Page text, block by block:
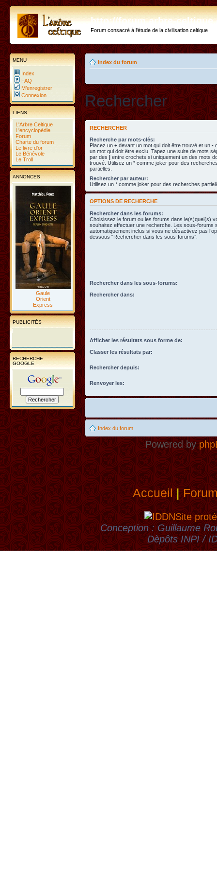
http://forum.arbre-
Forum consacré à l'étude de la civilisation celtique
MENU
Index
FAQ
M’enregistrer
Connexion
LIENS
L'Arbre Celtique
L'encyclopédie
Forum
Charte du forum
Le livre d'or
Le Bénévole
Le Troll
ANNONCES
Gaule
Orient
Express
PUBLICITÉS
RECHERCHE
GOOGLE
Index du forum
Rechercher
RECHERCHER
Recherche par mots-clés:
Placez un + devant un mot qui doit être trouvé et un -
un mot qui doit être exclu. Tapez une suite de mots
par des | entre crochets si uniquement un des mots
trouvé. Utilisez un * comme joker pour des
partielles.
Rechercher par auteur:
Utilisez un * comme joker pour des recherches
OPTIONS DE RECHERCHE
Rechercher dans les forums:
Choisissez le forum ou les forums dans le(s)quel(s)
souhaitez effectuer une recherche. Les sous-forums
automatiquement inclus si vous ne désactivez pas
dessous “Rechercher dans les sous-forums”.
Rechercher dans les sous-forums:
Rechercher dans:
Afficher les résultats sous forme de:
Classer les résultats par:
Rechercher depuis:
Renvoyer les:
Index du forum
Powered by
Accueil|
Site
Conception : Guillaume
Dèpôts INPI /